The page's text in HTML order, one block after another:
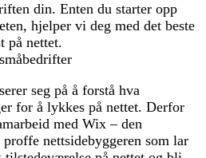
din. Enten du starter opp
hjelper vi deg med det beste
på nettet.
seg på å forstå hva
for å lykkes på nettet. Derfor
med Wix – den
nettsidebyggeren som lar